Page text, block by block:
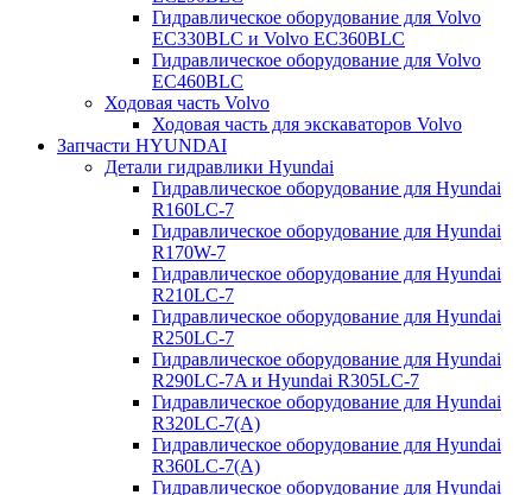
Гидравлическое оборудование для Volvo
EC330BLC и Volvo EC360BLC
Гидравлическое оборудование для Volvo
EC460BLC
Ходовая часть Volvo
Ходовая часть для экскаваторов Volvo
Запчасти HYUNDAI
Детали гидравлики Hyundai
Гидравлическое оборудование для Hyundai
R160LC-7
Гидравлическое оборудование для Hyundai
R170W-7
Гидравлическое оборудование для Hyundai
R210LC-7
Гидравлическое оборудование для Hyundai
R250LC-7
Гидравлическое оборудование для Hyundai
R290LC-7A и Hyundai R305LC-7
Гидравлическое оборудование для Hyundai
R320LC-7(A)
Гидравлическое оборудование для Hyundai
R360LC-7(A)
Гидравлическое оборудование для Hyundai